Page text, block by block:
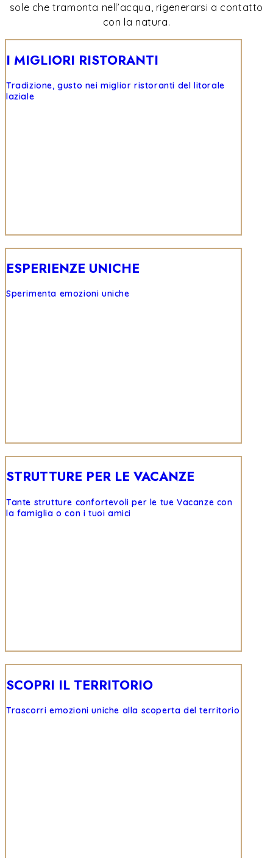
sole che tramonta nell’acqua, rigenerarsi a contatto
con la natura.
I MIGLIORI RISTORANTI
Tradizione, gusto nei miglior ristoranti del litorale
laziale
ESPERIENZE UNICHE
Sperimenta emozioni uniche
STRUTTURE PER LE VACANZE
Tante strutture confortevoli per le tue Vacanze con
la famiglia o con i tuoi amici
SCOPRI IL TERRITORIO
Trascorri emozioni uniche alla scoperta del territorio